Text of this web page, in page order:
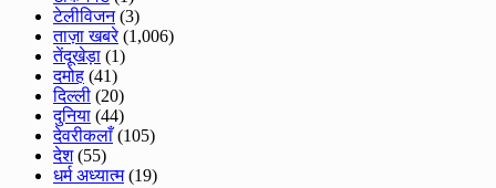
टेलीविजन(3)
ताज़ा खबरे(1,006)
तेंदूखेड़ा (1)
दमोह (41)
दिल्ली (20)
दुनिया (44)
देवरीकलाँ(105)
देश(55)
धर्म अध्यात्म(19)